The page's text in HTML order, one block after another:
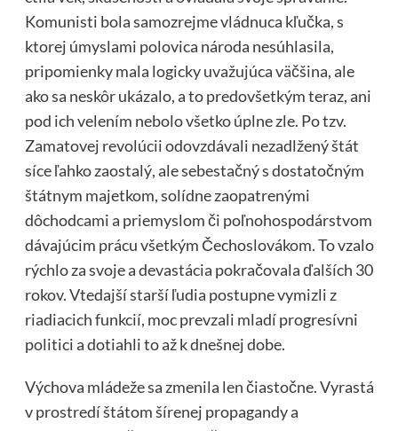
Komunisti bola samozrejme vládnuca kľučka, s
ktorej úmyslami polovica národa nesúhlasila,
pripomienky mala logicky uvažujúca väčšina, ale
ako sa neskôr ukázalo, a to predovšetkým teraz, ani
pod ich velením nebolo všetko úplne zle. Po tzv.
Zamatovej revolúcii odovzdávali nezadlžený štát
síce ľahko zaostalý, ale sebestačný s dostatočným
štátnym majetkom, solídne zaopatrenými
dôchodcami a priemyslom či poľnohospodárstvom
dávajúcim prácu všetkým Čechoslovákom. To vzalo
rýchlo za svoje a devastácia pokračovala ďalších 30
rokov. Vtedajší starší ľudia postupne vymizli z
riadiacich funkcií, moc prevzali mladí progresívni
politici a dotiahli to až k dnešnej dobe.
Výchova mládeže sa zmenila len čiastočne. Vyrastá
v prostredí štátom šírenej propagandy a